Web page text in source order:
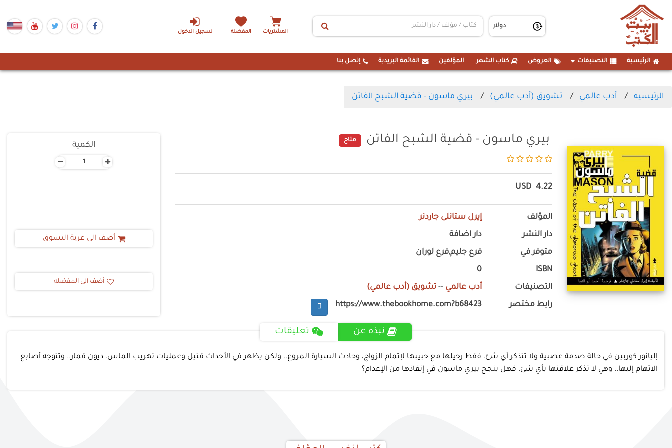
تسجيل الدخول المشتريات المفضلة
الرئيسية التصنيفات العروض كتاب الشهر المؤلفين القائمة البريدية إتصل بنا
الرئيسيه أدب عالمي تشويق (أدب عالمي) بيري ماسون - قضية الشبح الفاتن
بيري ماسون - قضية الشبح الفاتن متاح
4.22
USD
المؤلف إيرل ستانلى جاردنر
دار النشر دار اضافة
متوفر في فرع جليم,فرع لوران
ISBN
0
التصنيفات أدب عالمي -- تشويق (أدب عالمي)
رابط مختصر https://www.thebookhome.com?b68423
الكمية
- +
أضف الى عربة التسوق
أضف الى المفضله
نبذه عن تعليقات
إليانور كوربين في حالة صدمة عصبية ولا تتذكر أي شئ، فقط رحيلها مع حبيبها لإتمام الزواج، وحادث السيارة المروع.. ولكن يظهر في الأحداث قتيل وعمليات تهريب الماس، ديون قمار.. وتتوجه أصابع
الاتهام إليها.. وهي لا تذكر علاقتها بأي شئ. فهل ينجح بيري ماسون في إنقاذها من الإعدام؟